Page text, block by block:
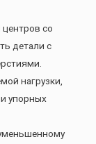
со
детали с
нагрузки,
упорных